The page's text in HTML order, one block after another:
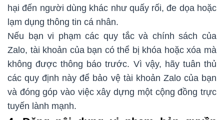
hại đến người dùng khác như quấy rối, đe dọa hoặc
lạm dụng thông tin cá nhân.
Nếu bạn vi phạm các quy tắc và chính sách của
Zalo, tài khoản của bạn có thể bị khóa hoặc xóa mà
không được thông báo trước. Vì vậy, hãy tuân thủ
các quy định này để bảo vệ tài khoản Zalo của bạn
và đóng góp vào việc xây dựng một cộng đồng trực
tuyến lành mạnh.